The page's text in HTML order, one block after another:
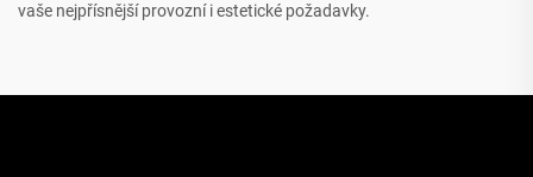
vaše nejpřísnější provozní i estetické požadavky.